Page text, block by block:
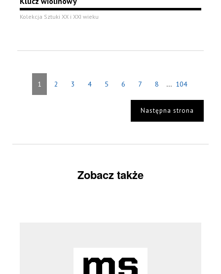
Kolekcja Sztuki XX i XXI wieku
1 2 3 4 5 6 7 8 ... 104
Następna strona
Zobacz także